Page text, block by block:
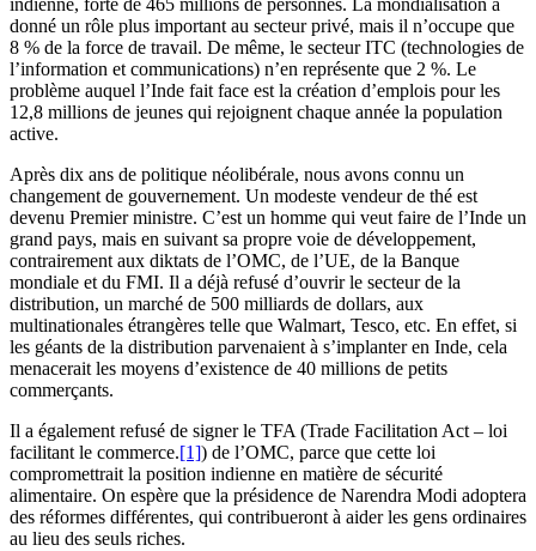
indienne, forte de 465 millions de personnes. La mondialisation a
donné un rôle plus important au secteur privé, mais il n’occupe que
8 % de la force de travail. De même, le secteur ITC (technologies de
l’information et communications) n’en représente que 2 %. Le
problème auquel l’Inde fait face est la création d’emplois pour les
12,8 millions de jeunes qui rejoignent chaque année la population
active.
Après dix ans de politique néolibérale, nous avons connu un
changement de gouvernement. Un modeste vendeur de thé est
devenu Premier ministre. C’est un homme qui veut faire de l’Inde un
grand pays, mais en suivant sa propre voie de développement,
contrairement aux diktats de l’OMC, de l’UE, de la Banque
mondiale et du FMI. Il a déjà refusé d’ouvrir le secteur de la
distribution, un marché de 500 milliards de dollars, aux
multinationales étrangères telle que Walmart, Tesco, etc. En effet, si
les géants de la distribution parvenaient à s’implanter en Inde, cela
menacerait les moyens d’existence de 40 millions de petits
commerçants.
Il a également refusé de signer le TFA (Trade Facilitation Act – loi
facilitant le commerce.[1]) de l’OMC, parce que cette loi
compromettrait la position indienne en matière de sécurité
alimentaire. On espère que la présidence de Narendra Modi adoptera
des réformes différentes, qui contribueront à aider les gens ordinaires
au lieu des seuls riches.